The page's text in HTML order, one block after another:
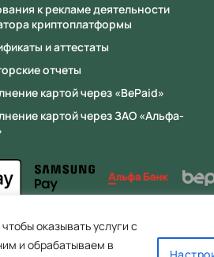
оказывать услуги с
и обрабатываем в
к рекламе деятельности
криптоплатформы
и аттестаты
отчеты
картой через «BePaid»
картой через ЗАО «Альфа-
д. 8, пом. 4 (офис 2). Тел. контакт
выдано Минским райисполкомом